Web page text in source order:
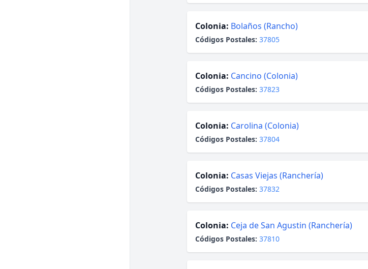
Colonia: Bolaños (Rancho)
Códigos Postales: 37805
Colonia: Cancino (Colonia)
Códigos Postales: 37823
Colonia: Carolina (Colonia)
Códigos Postales: 37804
Colonia: Casas Viejas (Ranchería)
Códigos Postales: 37832
Colonia: Ceja de San Agustin (Ranchería)
Códigos Postales: 37810